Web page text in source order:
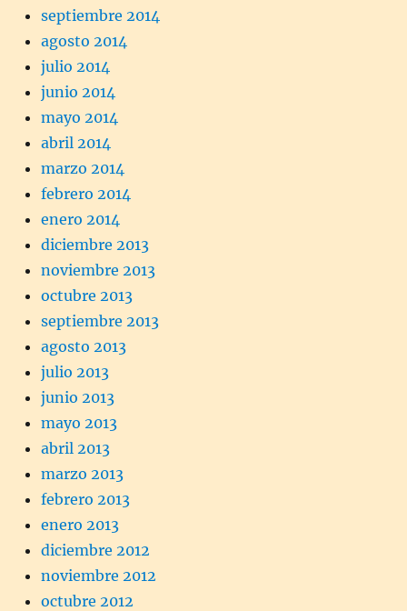
septiembre 2014
agosto 2014
julio 2014
junio 2014
mayo 2014
abril 2014
marzo 2014
febrero 2014
enero 2014
diciembre 2013
noviembre 2013
octubre 2013
septiembre 2013
agosto 2013
julio 2013
junio 2013
mayo 2013
abril 2013
marzo 2013
febrero 2013
enero 2013
diciembre 2012
noviembre 2012
octubre 2012